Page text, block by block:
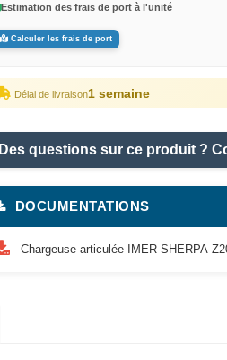
Estimation des frais de port à l'unité
Calculer les frais de port
Délai de livraison1 semaine
Des questions sur ce produit ?
DOCUMENTATIONS
Chargeuse articulée IMER SHERPA